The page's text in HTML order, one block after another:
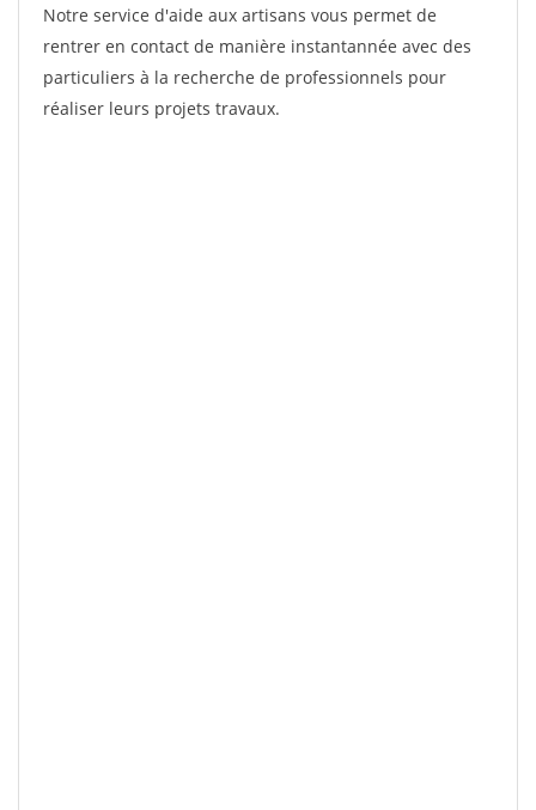
Notre service d'aide aux artisans vous permet de
rentrer en contact de manière instantannée avec des
particuliers à la recherche de professionnels pour
réaliser leurs projets travaux.